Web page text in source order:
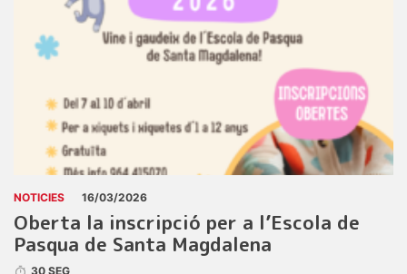
NOTICIES 16/03/2026
Oberta la inscripció per a l’Escola de
Pasqua de Santa Magdalena
30 SEG